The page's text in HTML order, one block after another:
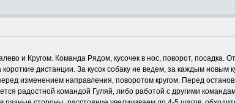
и Кругом. Команда Рядом, кусочек в нос, поворот, посадка.
дистанции. За кусок собаку не ведем, за каждым новым
изменением направления, поворотом кругом. Перед
радостной командой Гуляй, либо работой с другими